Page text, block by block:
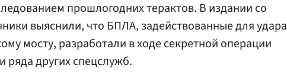
прошлогодних терактов. В издании со
выяснили, что БПЛА, задействованные для удара
мосту, разработали в ходе секретной операции
и ряда других спецслужб.